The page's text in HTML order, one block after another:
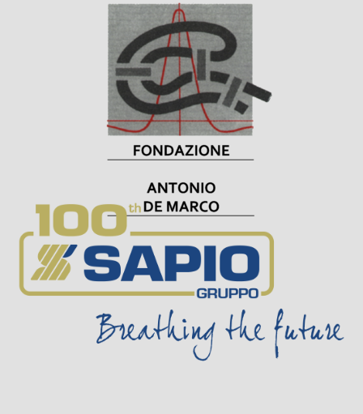
Visit Sponsor Page
Visit Sponsor Page